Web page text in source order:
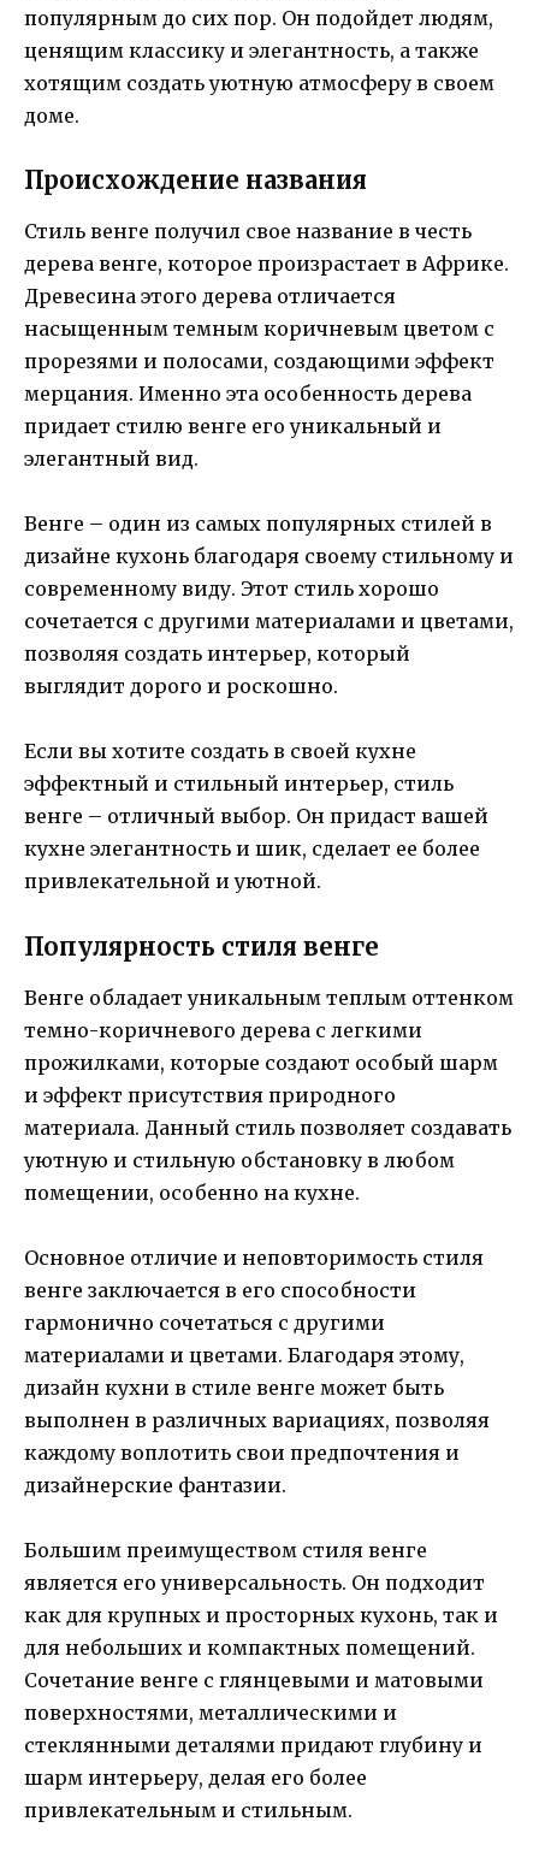
популярным до сих пор. Он подойдет людям,
ценящим классику и элегантность, а также
хотящим создать уютную атмосферу в своем
доме.
Происхождение названия
Стиль венге получил свое название в честь
дерева венге, которое произрастает в Африке.
Древесина этого дерева отличается
насыщенным темным коричневым цветом с
прорезями и полосами, создающими эффект
мерцания. Именно эта особенность дерева
придает стилю венге его уникальный и
элегантный вид.
Венге – один из самых популярных стилей в
дизайне кухонь благодаря своему стильному и
современному виду. Этот стиль хорошо
сочетается с другими материалами и цветами,
позволяя создать интерьер, который
выглядит дорого и роскошно.
Если вы хотите создать в своей кухне
эффектный и стильный интерьер, стиль
венге – отличный выбор. Он придаст вашей
кухне элегантность и шик, сделает ее более
привлекательной и уютной.
Популярность стиля венге
Венге обладает уникальным теплым оттенком
темно-коричневого дерева с легкими
прожилками, которые создают особый шарм
и эффект присутствия природного
материала. Данный стиль позволяет создавать
уютную и стильную обстановку в любом
помещении, особенно на кухне.
Основное отличие и неповторимость стиля
венге заключается в его способности
гармонично сочетаться с другими
материалами и цветами. Благодаря этому,
дизайн кухни в стиле венге может быть
выполнен в различных вариациях, позволяя
каждому воплотить свои предпочтения и
дизайнерские фантазии.
Большим преимуществом стиля венге
является его универсальность. Он подходит
как для крупных и просторных кухонь, так и
для небольших и компактных помещений.
Сочетание венге с глянцевыми и матовыми
поверхностями, металлическими и
стеклянными деталями придают глубину и
шарм интерьеру, делая его более
привлекательным и стильным.